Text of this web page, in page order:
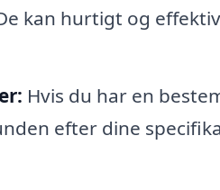
kan hurtigt og
Hvis du har en
efter dine